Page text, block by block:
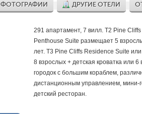
ФОТОГРАФИИ ДРУГИЕ ОТЕЛИ
291 апартамент, 7 вилл. T2 Pine
Penthouse Suite размещает 5
лет. T3 Pine Cliffs Residence Suite
8 взрослых + детская кроватка или
городок с большим кораблем,
дистанционным управлением, мини-
детский ресторан.